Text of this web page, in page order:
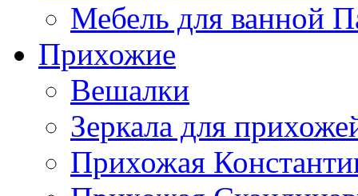
Мебель для ванной
Прихожие
Вешалки
Зеркала для
Прихожая